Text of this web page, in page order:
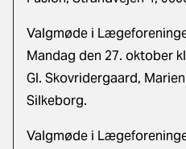
Valgmøde i
Mandag den 27. oktober
Gl. Skovridergaard,
Silkeborg.
Valgmøde i